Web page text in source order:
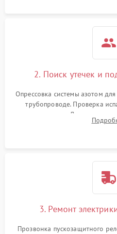
2. Поиск утечек и
Опрессовка системы азотом
трубопроводе. Проверка
течеискателем. Демонтаж
продувка капиллярной
3. Ремонт
Прозвонка пускозащитного